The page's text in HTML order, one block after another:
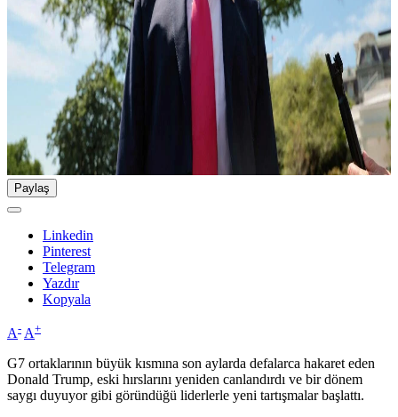
Paylaş
Linkedin
Pinterest
Telegram
Yazdır
Kopyala
A- A+
G7 ortaklarının büyük kısmına son aylarda defalarca hakaret eden
Donald Trump, eski hırslarını yeniden canlandırdı ve bir dönem
saygı duyuyor gibi göründüğü liderlerle yeni tartışmalar başlattı.